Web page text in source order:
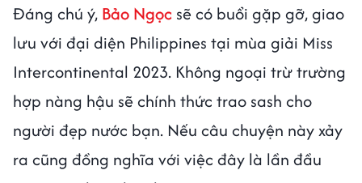
Đáng chú ý, Bảo Ngọc sẽ có buổi gặp gỡ, giao
lưu với đại diện Philippines tại mùa giải Miss
Intercontinental 2023. Không ngoại trừ trường
hợp nàng hậu sẽ chính thức trao sash cho
người đẹp nước bạn. Nếu câu chuyện này xảy
ra cũng đồng nghĩa với việc đây là lần đầu